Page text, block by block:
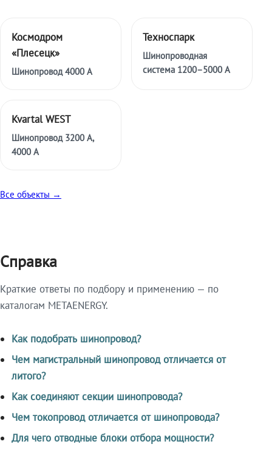
Космодром
«Плесецк»
Шинопровод 4000 А
Техноспарк
Шинопроводная
система 1200–5000 А
Kvartal WEST
Шинопровод 3200 А,
4000 А
Все объекты →
Справка
Краткие ответы по подбору и применению — по
каталогам METAENERGY.
Как подобрать шинопровод?
Чем магистральный шинопровод отличается от
литого?
Как соединяют секции шинопровода?
Чем токопровод отличается от шинопровода?
Для чего отводные блоки отбора мощности?